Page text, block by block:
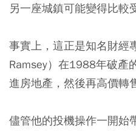
另一座城鎮可能變得比較
事實上，這正是知名財經
Ramsey）在1988年破產
進房地產，然後再高價轉
儘管他的投機操作一開始